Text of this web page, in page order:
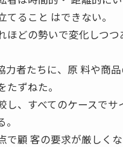
てること はできない。
ほどの勢いで変化しつつ
力者たちに、原 料や商
たずねた。
し、すべてのケースでサ
で顧 客の要求が厳しく